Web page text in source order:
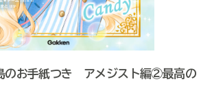
のお手紙つき アメジスト編②最高の